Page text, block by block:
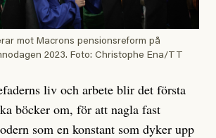
mot Macrons pensionsreform på
2023. Foto: Christophe Ena/TT
liv och arbete blir det första
böcker om, för att nagla fast
som en konstant som dyker upp